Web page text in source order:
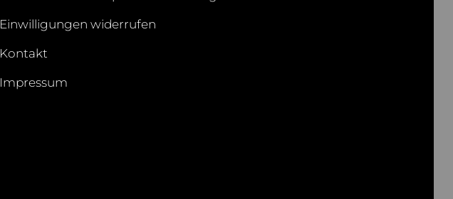
Einwilligungen widerrufen
Kontakt
Impressum